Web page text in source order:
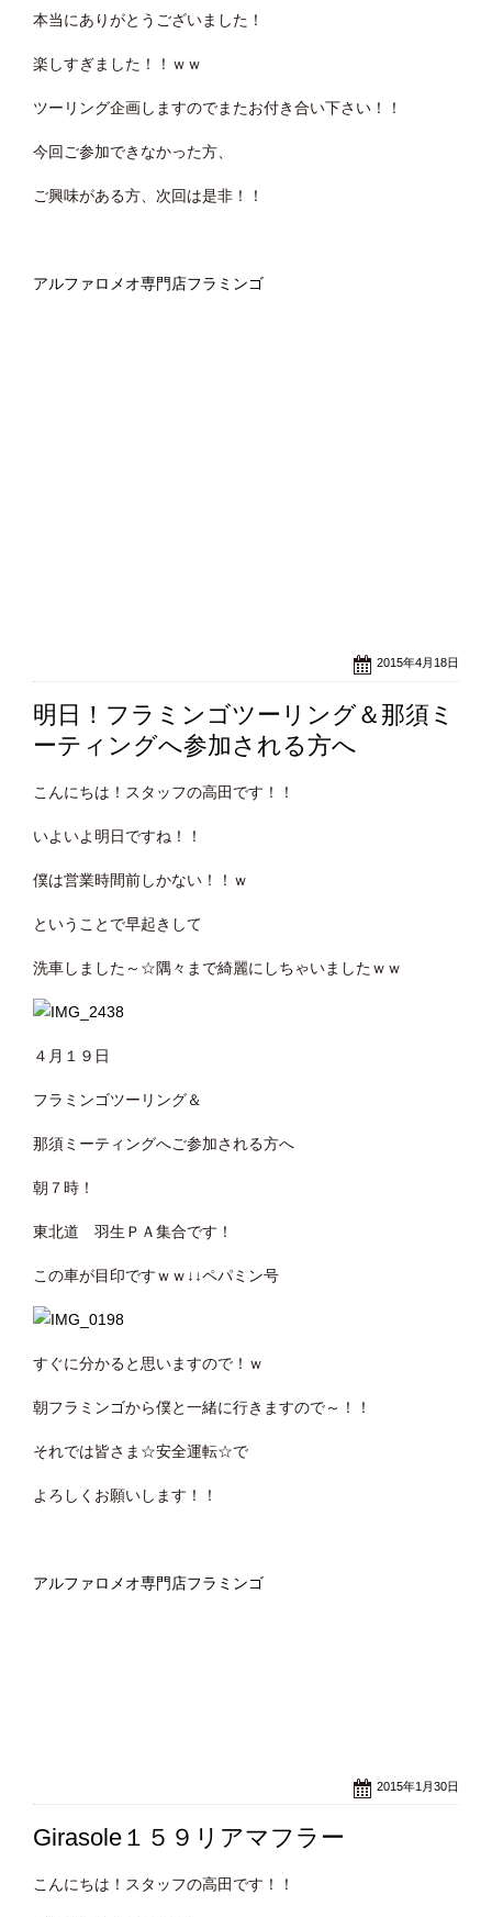
本当にありがとうございました！
楽しすぎました！！ｗｗ
ツーリング企画しますのでまたお付き合い下さい！！
今回ご参加できなかった方、
ご興味がある方、次回は是非！！
アルファロメオ専門店フラミンゴ
2015年4月18日
明日！フラミンゴツーリング＆那須ミ
ーティングへ参加される方へ
こんにちは！スタッフの高田です！！
いよいよ明日ですね！！
僕は営業時間前しかない！！ｗ
ということで早起きして
洗車しました～☆隅々まで綺麗にしちゃいましたｗｗ
４月１９日
フラミンゴツーリング＆
那須ミーティングへご参加される方へ
朝７時！
東北道 羽生ＰＡ集合です！
この車が目印ですｗｗ↓↓ペパミン号
すぐに分かると思いますので！ｗ
朝フラミンゴから僕と一緒に行きますので～！！
それでは皆さま☆安全運転☆で
よろしくお願いします！！
アルファロメオ専門店フラミンゴ
2015年1月30日
Girasole１５９リアマフラー
こんにちは！スタッフの高田です！！